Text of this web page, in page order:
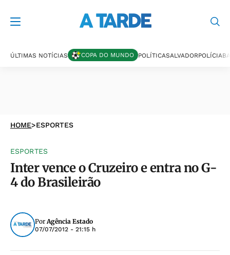
ÚLTIMAS NOTÍCIAS COPA DO MUNDO POLÍTICASALVADORPOLÍCIA
HOME>ESPORTES
ESPORTES
Inter vence o Cruzeiro e entra no G-
4 do Brasileirão
PorAgência Estado
07/07/2012 - 21:15 h